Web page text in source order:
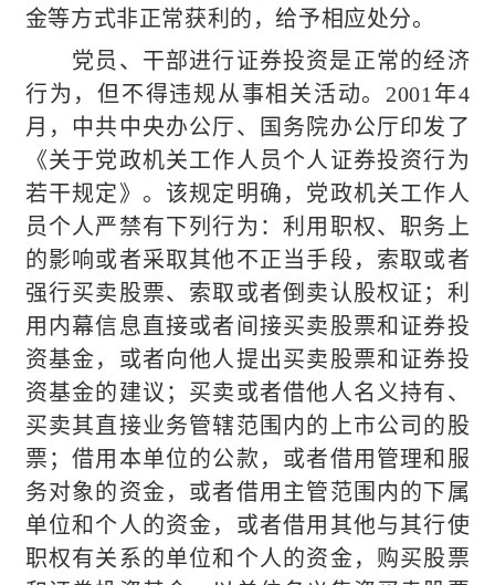
金等方式非正常获利的，给予相应处分。
党员、干部进行证券投资是正常的经济
行为，但不得违规从事相关活动。2001年4
月，中共中央办公厅、国务院办公厅印发了
《关于党政机关工作人员个人证券投资行为
若干规定》。该规定明确，党政机关工作人
员个人严禁有下列行为：利用职权、职务上
的影响或者采取其他不正当手段，索取或者
强行买卖股票、索取或者倒卖认股权证；利
用内幕信息直接或者间接买卖股票和证券投
资基金，或者向他人提出买卖股票和证券投
资基金的建议；买卖或者借他人名义持有、
买卖其直接业务管辖范围内的上市公司的股
票；借用本单位的公款，或者借用管理和服
务对象的资金，或者借用主管范围内的下属
单位和个人的资金，或者借用其他与其行使
职权有关系的单位和个人的资金，购买股票